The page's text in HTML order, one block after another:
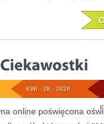
KWI - 28 - 2026
online poświęcona